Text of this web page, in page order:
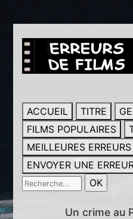
ACCUEIL TITRE
FILMS POPULAIRES
MEILLEURES ERREURS
ENVOYER UNE
Un crime au